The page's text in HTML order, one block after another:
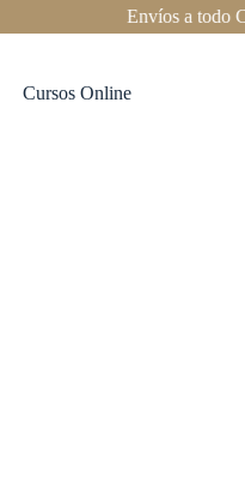
Envíos a todo
Cursos Online